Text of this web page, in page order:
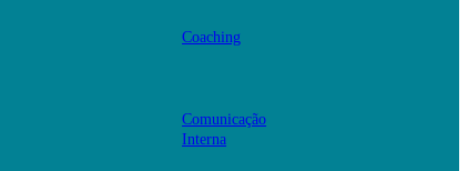
Coaching
Comunicação
Interna